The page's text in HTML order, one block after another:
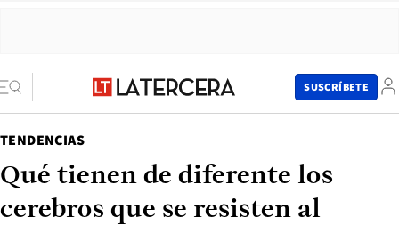
SUSCRÍBETE
TENDENCIAS
Qué tienen de diferente los
cerebros que se resisten al